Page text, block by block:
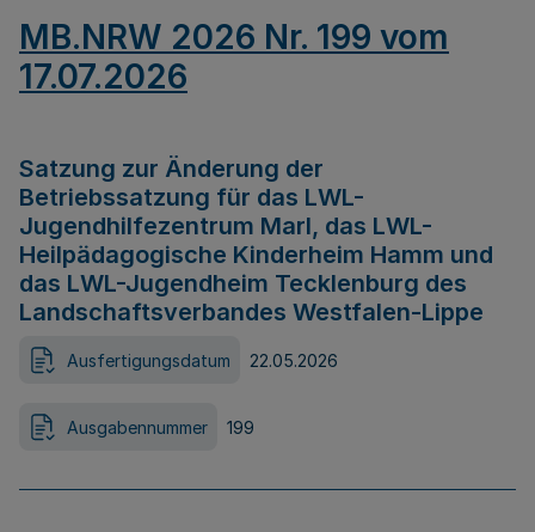
MB.NRW 2026 Nr. 199 vom
17.07.2026
Satzung zur Änderung der
Betriebssatzung für das LWL-
Jugendhilfezentrum Marl, das LWL-
Heilpädagogische Kinderheim Hamm und
das LWL-Jugendheim Tecklenburg des
Landschaftsverbandes Westfalen-Lippe
Ausfertigungsdatum 22.05.2026
Ausgabennummer 199